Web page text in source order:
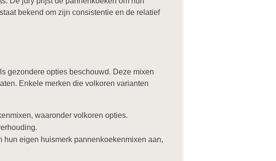
bekend om zijn consistentie en de relatief
gezondere opties beschouwd. Deze mixen
Enkele merken die volkoren varianten
waaronder volkoren opties.
eigen huismerk pannenkoekenmixen aan,